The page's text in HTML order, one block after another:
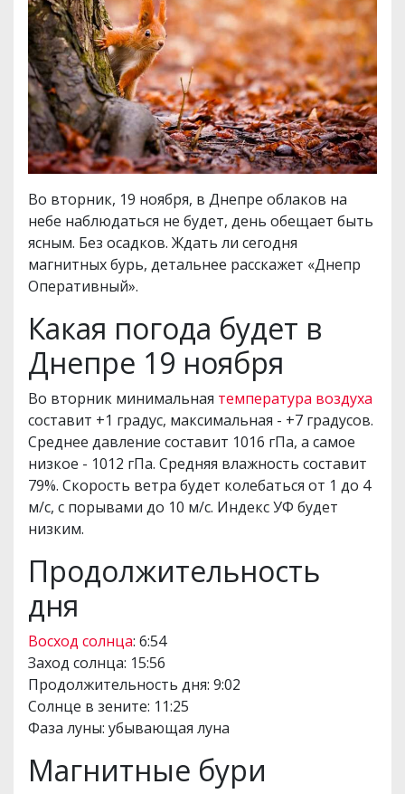
Во вторник, 19 ноября, в Днепре облаков на
небе наблюдаться не будет, день обещает быть
ясным. Без осадков. Ждать ли сегодня
магнитных бурь, детальнее расскажет «Днепр
Оперативный».
Какая погода будет в
Днепре 19 ноября
Во вторник минимальная температура воздуха
составит +1 градус, максимальная - +7 градусов.
Среднее давление составит 1016 гПа, а самое
низкое - 1012 гПа. Средняя влажность составит
79%. Скорость ветра будет колебаться от 1 до 4
м/с, с порывами до 10 м/с. Индекс УФ будет
низким.
Продолжительность
дня
Восход солнца: 6:54
Заход солнца: 15:56
Продолжительность дня: 9:02
Солнце в зените: 11:25
Фаза луны: убывающая луна
Магнитные бури